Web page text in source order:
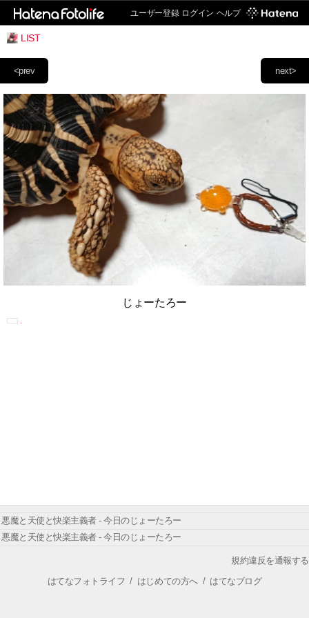
ユーザー登録 ログイン ヘルプ
LIST
next>
<prev
じょーたろー
悪魔と天使と快楽主義者 - 今日のじょーたろー
悪魔と天使と快楽主義者 - 今日のじょーたろー
規約違反を通報する
はてなフォトライフ / はじめての方へ/ はてなブログ